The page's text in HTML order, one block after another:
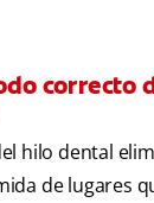
correcto
hilo dental
de lugares